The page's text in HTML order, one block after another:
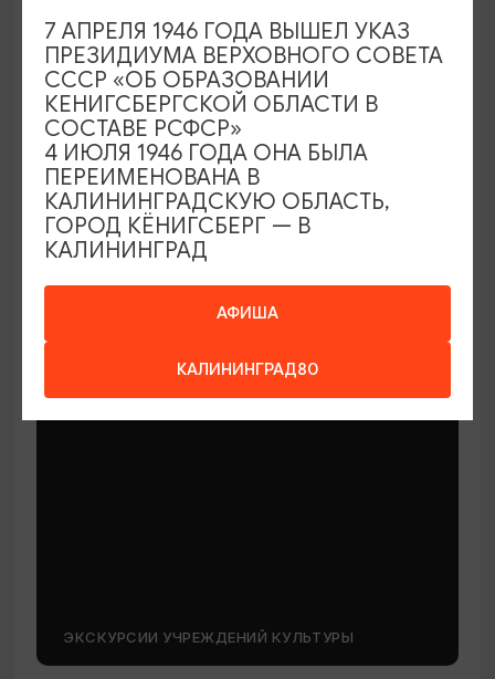
МАСТЕР-КЛАССЫ
Мастер-классы по керамике Елены
Бодяковой
Калининград, ул. Баранова, 45
ЭКСКУРСИИ УЧРЕЖДЕНИЙ КУЛЬТУРЫ
АФИША
КАЛИНИНГРАД80
7 АПРЕЛЯ 1946 ГОДА ВЫШЕЛ УКАЗ
ПРЕЗИДИУМА ВЕРХОВНОГО СОВЕТА
СССР «ОБ ОБРАЗОВАНИИ
КЕНИГСБЕРГСКОЙ ОБЛАСТИ В
СОСТАВЕ РСФСР»
4 ИЮЛЯ 1946 ГОДА ОНА БЫЛА
ПЕРЕИМЕНОВАНА В
КАЛИНИНГРАДСКУЮ ОБЛАСТЬ,
ГОРОД КЁНИГСБЕРГ — В
КАЛИНИНГРАД